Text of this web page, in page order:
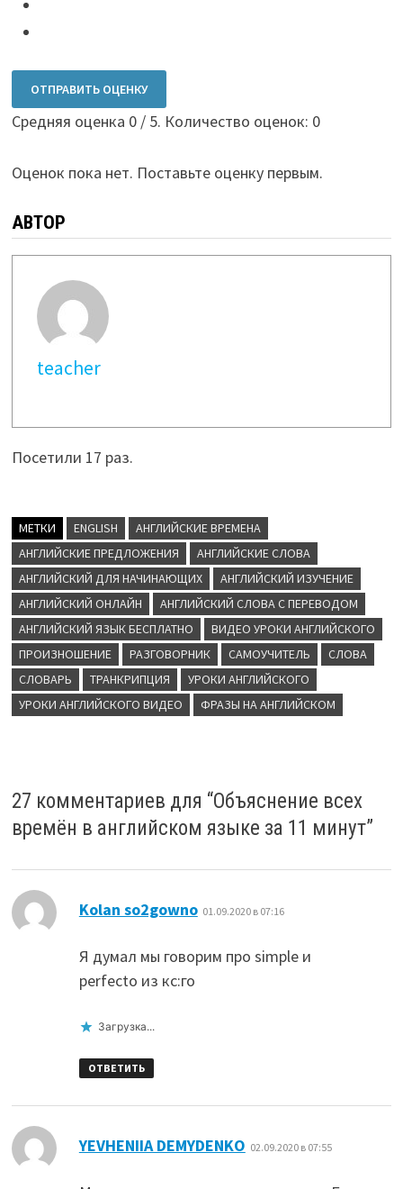
ОТПРАВИТЬ ОЦЕНКУ
Средняя оценка 0/ 5. Количество оценок: 0
Оценок пока нет. Поставьте оценку первым.
АВТОР
teacher
Посетили 17 раз.
МЕТКИ ENGLISH
АНГЛИЙСКИЕ ВРЕМЕНА
АНГЛИЙСКИЕ ПРЕДЛОЖЕНИЯ
АНГЛИЙСКИЕ СЛОВА
АНГЛИЙСКИЙ ДЛЯ НАЧИНАЮЩИХ
АНГЛИЙСКИЙ ИЗУЧЕНИЕ
АНГЛИЙСКИЙ ОНЛАЙН
АНГЛИЙСКИЙ СЛОВА С ПЕРЕВОДОМ
АНГЛИЙСКИЙ ЯЗЫК БЕСПЛАТНО
ВИДЕО УРОКИ АНГЛИЙСКОГО
ПРОИЗНОШЕНИЕ
РАЗГОВОРНИК САМОУЧИТЕЛЬ
СЛОВА
СЛОВАРЬ
ТРАНКРИПЦИЯ
УРОКИ АНГЛИЙСКОГО
УРОКИ АНГЛИЙСКОГО ВИДЕО
ФРАЗЫ НА АНГЛИЙСКОМ
27 комментариев для “Объяснение всех
времён в английском языке за 11 минут”
Kolan so2gowno: 01.09.2020 в 07:16
Я думал мы говорим про simple и
perfecto из кс:го
Загрузка...
ОТВЕТИТЬ
YEVHENIIA DEMYDENKO 02.09.2020 в 07:55